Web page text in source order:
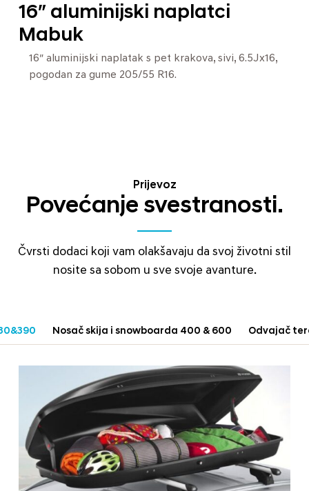
16″ aluminijski naplatci
Mabuk
16″ aluminijski naplatak s pet krakova, sivi, 6.5Jx16,
pogodan za gume 205/55 R16.
Prijevoz
Povećanje svestranosti.
Čvrsti dodaci koji vam olakšavaju da svoj životni stil
nosite sa sobom u sve svoje avanture.
Nosač skija i snowboarda 400 & 600 Odvajač